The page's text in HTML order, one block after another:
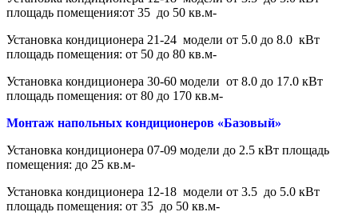
площадь помещения:от 35 до 50 кв.м-
Установка кондиционера 21-24 модели от 5.0 до 8.0 кВт
площадь помещения: от 50 до 80 кв.м-
Установка кондиционера 30-60 модели от 8.0 до 17.0 кВт
площадь помещения: от 80 до 170 кв.м-
Монтаж напольных кондиционеров «Базовый»
Установка кондиционера 07-09 модели до 2.5 кВт площадь
помещения: до 25 кв.м-
Установка кондиционера 12-18 модели от 3.5 до 5.0 кВт
площадь помещения: от 35 до 50 кв.м-